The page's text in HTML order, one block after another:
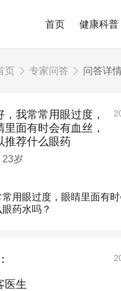
首页 健康科普
页 专家问答 问答详
，我常常用眼过度，
里面有时会有血丝，
推荐什么眼药
23岁
用眼过度，眼睛里面有
药水吗？
医生